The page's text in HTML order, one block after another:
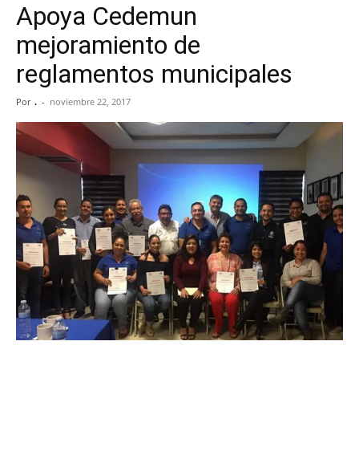
Apoya Cedemun
mejoramiento de
reglamentos municipales
Por . - noviembre 22, 2017